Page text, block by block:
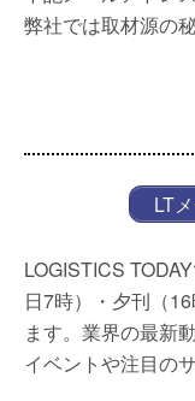
弊社では取材源の
LT
LOGISTICS
日7時）・夕刊（
ます。業界の最新
イベントや注目の